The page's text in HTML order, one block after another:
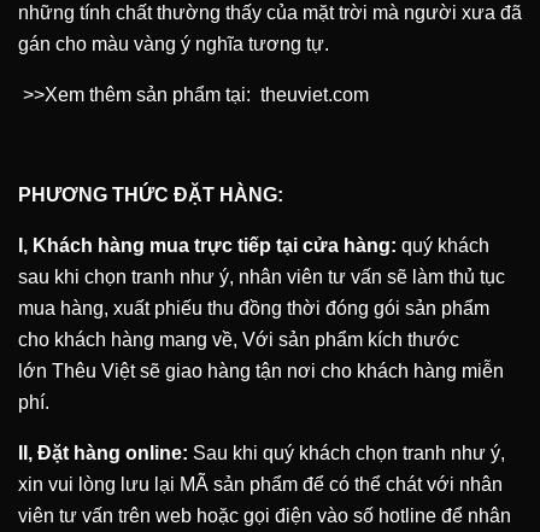
những tính chất thường thấy của mặt trời mà người xưa đã
gán cho màu vàng ý nghĩa tương tự.
>>Xem thêm sản phẩm tại: theuviet.com
PHƯƠNG THỨC ĐẶT HÀNG:
I, Khách hàng mua trực tiếp tại cửa hàng: quý khách
sau khi chọn tranh như ý, nhân viên tư vấn sẽ làm thủ tục
mua hàng, xuất phiếu thu đồng thời đóng gói sản phẩm
cho khách hàng mang về, Với sản phẩm kích thước
lớn Thêu Việtsẽ giao hàng tận nơi cho khách hàng miễn
phí.
II, Đặt hàng online: Sau khi quý khách chọn tranh như ý,
xin vui lòng lưu lại MÃ sản phẩm để có thể chát với nhân
viên tư vấn trên web hoặc gọi điện vào số hotline để nhân